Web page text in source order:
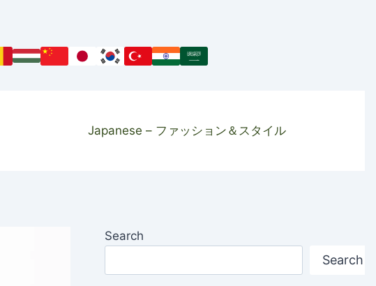
Japanese – ファッション＆スタイル
Search
Search